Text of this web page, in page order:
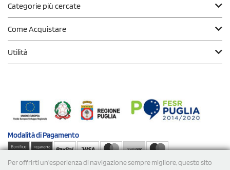
Per offrirti un'esperienza di navigazione sempre migliore, questo sito
Categorie più cercate
Come Acquistare
Utilità
Modalità diPagamento
Spedizioni